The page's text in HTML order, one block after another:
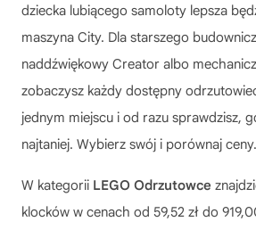
dziecka lubiącego samoloty lepsza
maszyna City. Dla starszego
naddźwiękowy Creator albo
zobaczysz każdy dostępny
jednym miejscu i od razu sprawdzisz,
najtaniej. Wybierz swój i porównaj ceny.
W kategorii LEGO Odrzutowce
klocków w cenach od 59,52 zł do